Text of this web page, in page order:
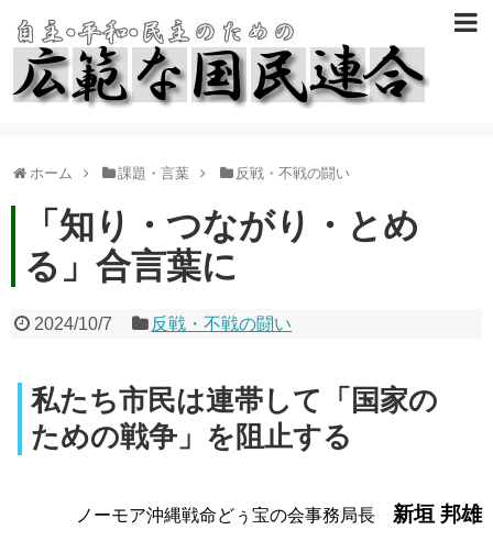
ホーム 課題・言葉 反戦・不戦の闘い
「知り・つながり・とめ
る」合言葉に
2024/10/7 反戦・不戦の闘い
私たち市民は連帯して「国家の
ための戦争」を阻止する
ノーモア沖縄戦命どぅ宝の会事務局長 新垣 邦雄